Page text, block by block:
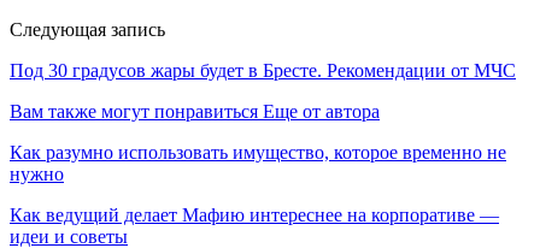
Следующая запись
Под 30 градусов жары будет в Бресте. Рекомендации от МЧС
Вам также могут понравиться Еще от автора
Как разумно использовать имущество, которое временно не
нужно
Как ведущий делает Мафию интереснее на корпоративе —
идеи и советы